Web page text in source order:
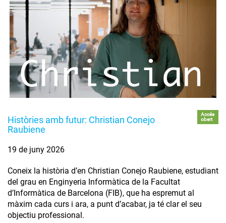
Històries amb futur: Christian Conejo
Raubiene
Accés
obert
19 de juny 2026
Coneix la història d’en Christian Conejo Raubiene, estudiant
del grau en Enginyeria Informàtica de la Facultat
d’Informàtica de Barcelona (FIB), que ha espremut al
màxim cada curs i ara, a punt d’acabar, ja té clar el seu
objectiu professional.